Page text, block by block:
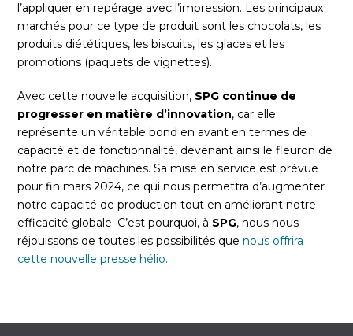
l’appliquer en repérage avec l’impression. Les principaux
marchés pour ce type de produit sont les chocolats, les
produits diététiques, les biscuits, les glaces et les
promotions (paquets de vignettes).
Avec cette nouvelle acquisition, SPG continue de
progresser en matière d’innovation, car elle
représente un véritable bond en avant en termes de
capacité et de fonctionnalité, devenant ainsi le fleuron de
notre parc de machines. Sa mise en service est prévue
pour fin mars 2024, ce qui nous permettra d’augmenter
notre capacité de production tout en améliorant notre
efficacité globale. C’est pourquoi, à SPG, nous nous
réjouissons de toutes les possibilités quenous offrira
cette nouvelle presse hélio.